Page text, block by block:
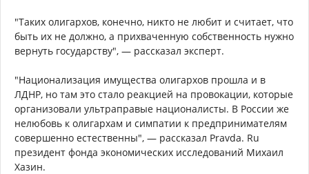
"Таких олигархов, конечно, никто не любит и считает, что
быть их не должно, а прихваченную собственность нужно
вернуть государству", — рассказал эксперт.
"Национализация имущества олигархов прошла и в
ЛДНР, но там это стало реакцией на провокации, которые
организовали ультраправые националисты. В России же
нелюбовь к олигархам и симпатии к предпринимателям
совершенно естественны", — рассказал Pravda. Ru
президент фонда экономических исследований Михаил
Хазин.